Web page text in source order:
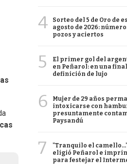
4
Sorteo del 5 de Oro de
agosto de 2026:
pozos y aciertos
5
El primer gol del
en Peñarol: en una
definición de lujo
6
Mujer de 29 años
intoxicarse con
presuntamente
Paysandú
7
"Tranquilo el
eligió Peñarol e
para festejar el